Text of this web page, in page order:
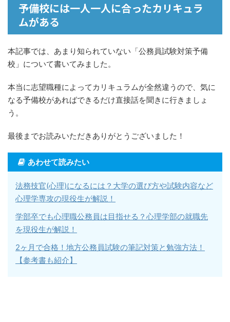
予備校には一人一人に合ったカリキュラ
ムがある
本記事では、あまり知られていない「公務員試験対策予備
校」について書いてみました。
本当に志望職種によってカリキュラムが全然違うので、気に
なる予備校があればできるだけ直接話を聞きに行きましょ
う。
最後までお読みいただきありがとうございました！
あわせて読みたい
法務技官(心理)になるには？大学の選び方や試験内容など
心理学専攻の現役生が解説！
学部卒でも心理職公務員は目指せる？心理学部の就職先
を現役生が解説！
2ヶ月で合格！地方公務員試験の筆記対策と勉強方法！
【参考書も紹介】